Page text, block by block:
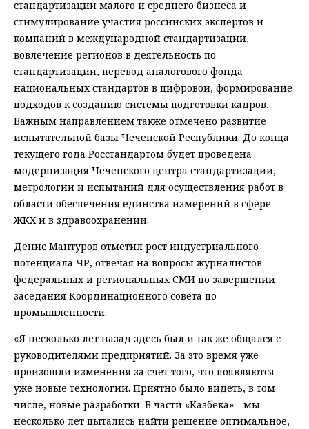
стандартизации малого и среднего бизнеса и
стимулирование участия российских экспертов и
компаний в международной стандартизации,
вовлечение регионов в деятельность по
стандартизации, перевод аналогового фонда
национальных стандартов в цифровой, формирование
подходов к созданию системы подготовки кадров.
Важным направлением также отмечено развитие
испытательной базы Чеченской Республики. До конца
текущего года Росстандартом будет проведена
модернизация Чеченского центра стандартизации,
метрологии и испытаний для осуществления работ в
области обеспечения единства измерений в сфере
ЖКХ и в здравоохранении.
Денис Мантуров отметил рост индустриального
потенциала ЧР, отвечая на вопросы журналистов
федеральных и региональных СМИ по завершении
заседания Координационного совета по
промышленности.
«Я несколько лет назад здесь был и так же общался с
руководителями предприятий. За это время уже
произошли изменения за счет того, что появляются
уже новые технологии. Приятно было видеть, в том
числе, новые разработки. В части «Казбека» - мы
несколько лет пытались найти решение оптимальное,